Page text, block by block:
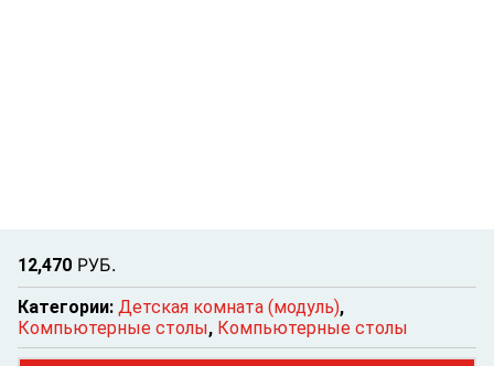
12,470 РУБ.
Категории: Детская комната (модуль),
Компьютерные столы, Компьютерные столы